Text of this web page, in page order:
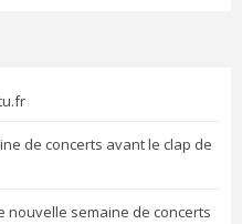
de concerts avant le clap de
nouvelle semaine de concerts